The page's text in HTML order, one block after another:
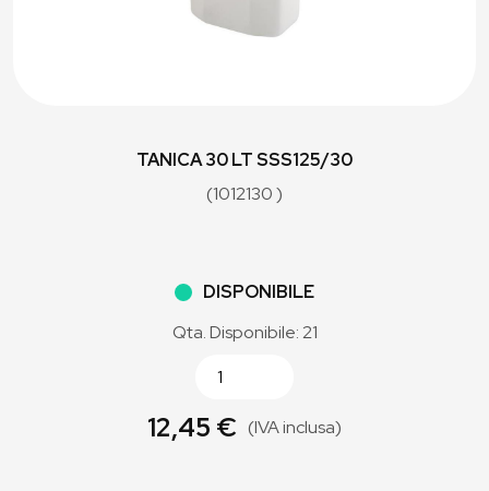
TANICA 30 LT SSS125/30
(1012130 )
DISPONIBILE
Qta. Disponibile: 21
12,45 € (IVA inclusa)